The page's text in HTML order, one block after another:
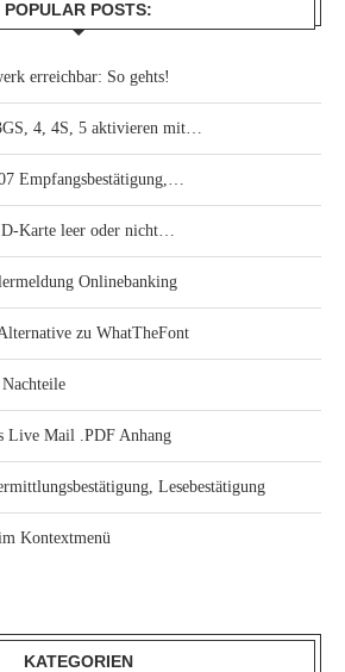
POPULAR POSTS:
erreichbar: So gehts!
4, 4S, 5 aktivieren mit…
Empfangsbestätigung,…
Karte leer oder nicht…
Onlinebanking
zu WhatTheFont
Live Mail .PDF Anhang
Lesebestätigung
Kontextmenü
KATEGORIEN